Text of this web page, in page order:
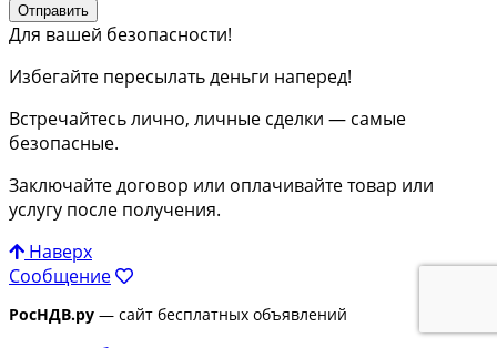
Отправить
Для вашей безопасности!
Избегайте пересылать деньги наперед!
Встречайтесь лично, личные сделки — самые
безопасные.
Заключайте договор или оплачивайте товар или
услугу после получения.
Наверх
Сообщение
РосНДВ.ру — сайт бесплатных объявлений